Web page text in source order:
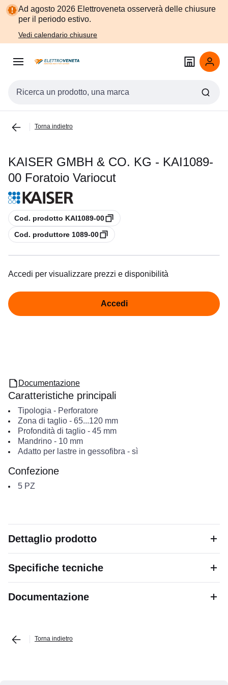
Vai alla
navigazione
Vai
alla
Ad agosto 2026 Elettroveneta osserverà delle chiusure
per il periodo estivo.
Vedi calendario chiusure
Cerca input
Torna indietro
KAISER GMBH & CO. KG - KAI1089-
00 Foratoio Variocut
copiaCod. prodotto KAI1089-00
copiaCod. produttore 1089-00
Accedi per visualizzare prezzi e disponibilità
Accedi
Documentazione
Caratteristiche principali
Tipologia - Perforatore
Zona di taglio- 65...120 mm
Profondità di taglio- 45 mm
Mandrino- 10 mm
Adatto per lastre in gessofibra - sì
Confezione
5 PZ
Dettaglio prodotto
Specifiche tecniche
Documentazione
Torna indietro